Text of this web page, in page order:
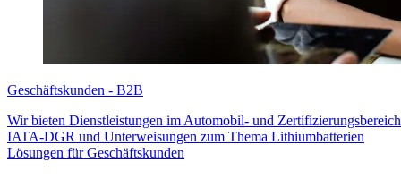
Geschäftskunden - B2B
Wir bieten Dienstleistungen im Automobil- und
IATA-DGR und Unterweisungen zum Thema Lithiumbatterien
Lösungen für Geschäftskunden